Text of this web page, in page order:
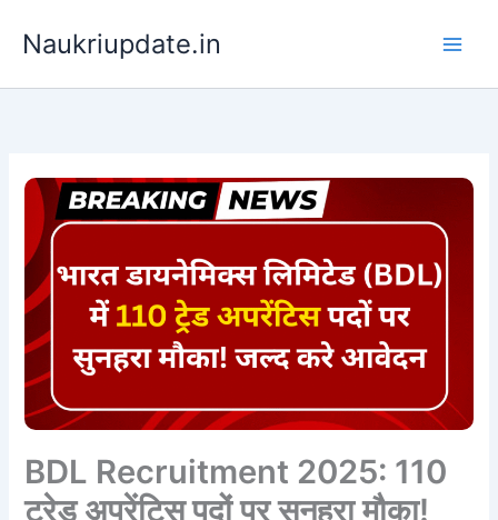
Naukriupdate.in
BDL Recruitment 2025: 110
ट्रेड अपरेंटिस पदों पर सुनहरा मौका!